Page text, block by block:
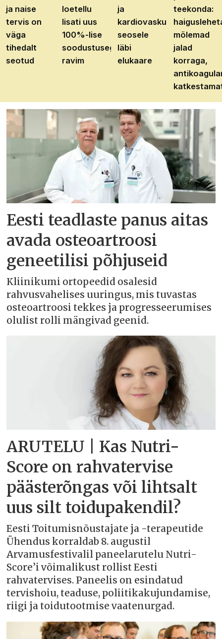
ja naise
tervis on
väga
tihedalt
seotud
loetellu
lisati uus
100%-lise
soodustusega
ravim
ja
kardiovaskulaarhaiguste
seosele
läbi
elukaare
teekonda:
mõlemad
jalad
korraga,
Eesti teadlaste panus aitas
avada osteoartroosi
geneetilisi põhjuseid
Kliinikumi ortopeedid osalesid
rahvusvahelises uuringus, mis tuvastas
osteoartroosi tekkes ja progresseerumises
olulist rolli mängivad geenid.
ARUTELU | Kas Nutri-
Score on rahvatervise
päästerõngas või lihtsalt
uus silt toidupakendil?
Eesti Toitumisnõustajate ja -terapeutide
Ühendus korraldab 8. augustil
Arvamusfestivalil paneelarutelu Nutri-
Score’i võimalikust rollist Eesti
rahvatervises. Paneelis on esindatud
tervishoiu, teaduse, poliitikakujundamise,
riigi ja toidutootmise vaatenurgad.